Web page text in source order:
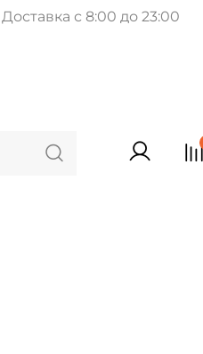
Доставка с 8:00 до 23:00